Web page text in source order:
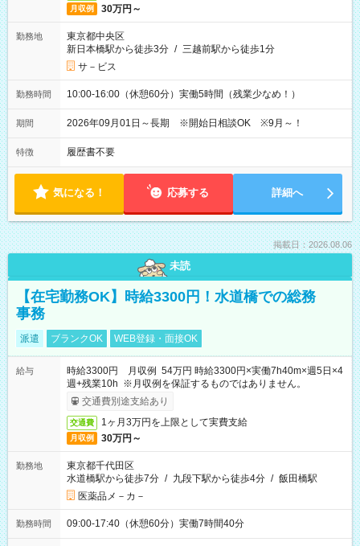
月収例 30万円～
勤務地
東京都中央区
新日本橋駅から徒歩3分 / 三越前駅から徒歩1分
サ－ビス
勤務時間 10:00-16:00（休憩60分）実働5時間（残業少なめ！）
期間 2026年09月01日～長期 ※開始日相談OK ※9月～！
特徴 履歴書不要
気になる！ 応募する 詳細へ
掲載日：2026.08.06
未読
【在宅勤務OK】時給3300円！水道橋での総務
事務
派遣 ブランクOK WEB登録・面接OK
給与
時給3300円 月収例 54万円 時給3300円×実働7h40m×週5日×4
週+残業10h ※月収例を保証するものではありません。
交通費別途支給あり
交通費 1ヶ月3万円を上限として実費支給
月収例 30万円～
勤務地
東京都千代田区
水道橋駅から徒歩7分 / 九段下駅から徒歩4分 / 飯田橋駅
医薬品メ－カ－
勤務時間 09:00-17:40（休憩60分）実働7時間40分